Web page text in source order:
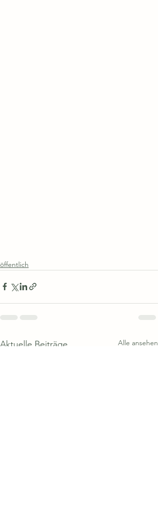
öffentlich
Aktuelle Beiträge Alle ansehen